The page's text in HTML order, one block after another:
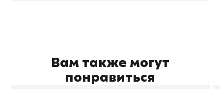
Вам также могут
понравиться